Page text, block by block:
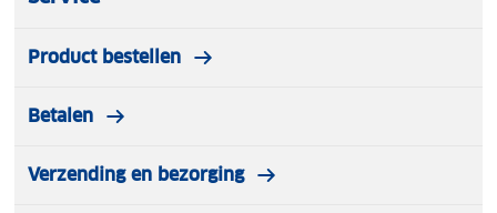
Product bestellen
Betalen
Verzending en bezorging